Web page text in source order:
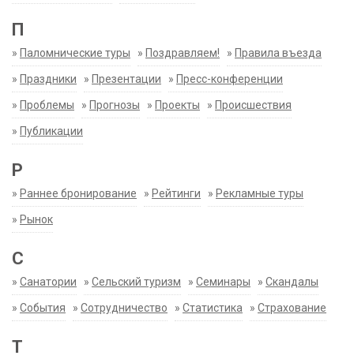
П
» Паломнические туры » Поздравляем! » Правила въезда
» Праздники » Презентации » Пресс-конференции
» Проблемы » Прогнозы » Проекты » Происшествия
» Публикации
Р
» Раннее бронирование » Рейтинги » Рекламные туры
» Рынок
С
» Санатории » Сельский туризм » Семинары » Скандалы
» События » Сотрудничество » Статистика » Страхование
Т